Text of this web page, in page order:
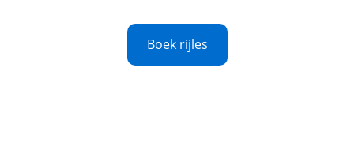
Boek rijles